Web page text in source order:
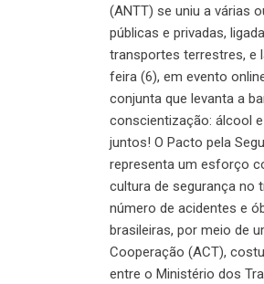
(ANTT) se uniu a várias
públicas e privadas,
transportes terrestres, e
feira (6), em evento
conjunta que levanta a
conscientização: álcool
juntos! O Pacto pela
representa um esforço
cultura de segurança no
número de acidentes e
brasileiras, por meio de
Cooperação (ACT),
entre o Ministério dos